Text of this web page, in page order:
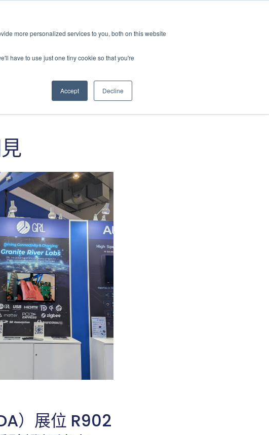
more personalized services to you, both on this website
have to use just one tiny cookie so that you're
Accept Decline
標準認證測試
晶片特性分析
工程與應用問題釐清驗證
新聞室 關於GRL
）展位 R902